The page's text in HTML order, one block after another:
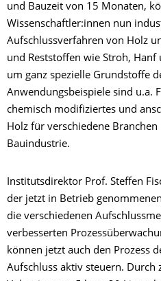
und Bauzeit von 15 Monaten,
Wissenschaftler:innen nun
Aufschlussverfahren von Holz
und Reststoffen wie Stroh, Hanf
um ganz spezielle Grundstoffe
Anwendungsbeispiele sind u.a.
chemisch modifiziertes und
Holz für verschiedene
Bauindustrie.
Institutsdirektor Prof. Steffen
der jetzt in Betrieb
die verschiedenen
verbesserten
können jetzt auch den Prozess
Aufschluss aktiv steuern. Durch